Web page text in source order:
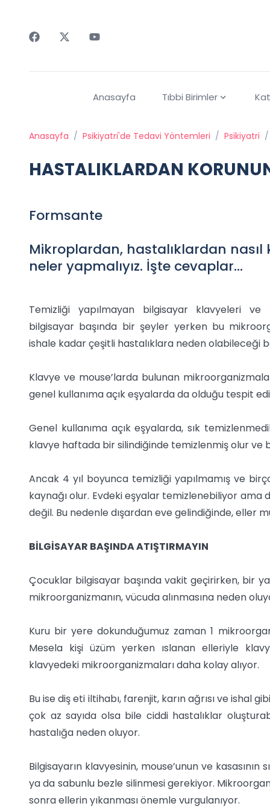
Anasayfa Tıbbi Birimler
Anasayfa / Psikiyatri'de Tedavi Yöntemleri / Psikiyatri /
HASTALIKLARDAN
Formsante
Mikroplardan, hastalıklardan
neler yapmalıyız. İşte cevaplar...
Temizliği yapılmayan bilgisayar klavyeleri ve
bilgisayar başında bir şeyler yerken bu
ishale kadar çeşitli hastalıklara neden olabileceği
Klavye ve mouse’larda bulunan
genel kullanıma açık eşyalarda da olduğu tespit
Genel kullanıma açık eşyalarda, sık
klavye haftada bir silindiğinde temizlenmiş olur
Ancak 4 yıl boyunca temizliği yapılmamış ve
kaynağı olur. Evdeki eşyalar temizlenebiliyor ama
değil. Bu nedenle dışardan eve gelindiğinde, eller
BİLGİSAYAR BAŞINDA ATIŞTIRMAYIN
Çocuklar bilgisayar başında vakit geçirirken, bir
mikroorganizmanın, vücuda alınmasına neden
Kuru bir yere dokunduğumuz zaman 1
Mesela kişi üzüm yerken ıslanan elleriyle
klavyedeki mikroorganizmaları daha kolay alıyor.
Bu ise diş eti iltihabı, farenjit, karın ağrısı ve ishal
çok az sayıda olsa bile ciddi hastalıklar
hastalığa neden oluyor.
Bilgisayarın klavyesinin, mouse’unun ve
ya da sabunlu bezle silinmesi gerekiyor.
sonra ellerin yıkanması önemle vurgulanıyor.